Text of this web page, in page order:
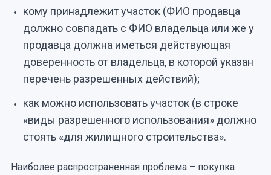
кому принадлежит участок (ФИО продавца
должно совпадать с ФИО владельца или же у
продавца должна иметься действующая
доверенность от владельца, в которой указан
перечень разрешенных действий);
как можно использовать участок (в строке
«виды разрешенного использования» должно
стоять «для жилищного строительства».
Наиболее распространенная проблема – покупка